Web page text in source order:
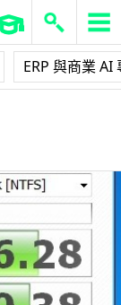
ERP 與商業 AI